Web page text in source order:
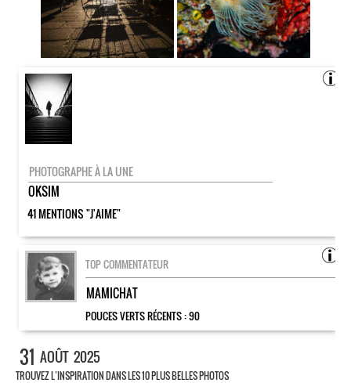
PHOTOGRAPHE À LA UNE
OKSIM
41 MENTIONS "J'AIME"
TOP COMMENTATEUR
MAMICHAT
POUCES VERTS RÉCENTS :90
31 AOÛT 2025
TROUVEZ L’INSPIRATION DANS LES 10 PLUS BELLES PHOTOS